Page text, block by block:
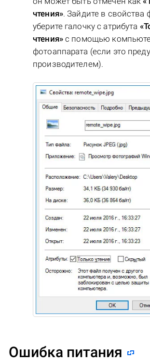
чтения». Зайдите в свойства
уберите галочку с атрибута
чтения»с помощью
фотоаппарата (если это
производителем).
Ошибка питания